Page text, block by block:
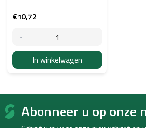
€10,72
In winkelwagen
F
Abonneer u op onze